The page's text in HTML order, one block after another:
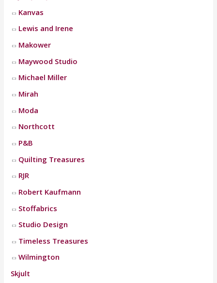
Kanvas
Lewis and Irene
Makower
Maywood Studio
Michael Miller
Mirah
Moda
Northcott
P&B
Quilting Treasures
RJR
Robert Kaufmann
Stoffabrics
Studio Design
Timeless Treasures
Wilmington
Skjult